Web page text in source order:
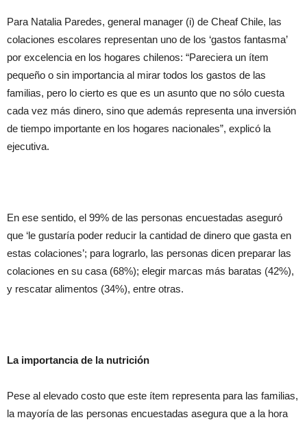
Para Natalia Paredes, general manager (i) de Cheaf Chile, las
colaciones escolares representan uno de los ‘gastos fantasma’
por excelencia en los hogares chilenos: “Pareciera un ítem
pequeño o sin importancia al mirar todos los gastos de las
familias, pero lo cierto es que es un asunto que no sólo cuesta
cada vez más dinero, sino que además representa una inversión
de tiempo importante en los hogares nacionales”, explicó la
ejecutiva.
En ese sentido, el 99% de las personas encuestadas aseguró
que ‘le gustaría poder reducir la cantidad de dinero que gasta en
estas colaciones’; para lograrlo, las personas dicen preparar las
colaciones en su casa (68%); elegir marcas más baratas (42%),
y rescatar alimentos (34%), entre otras.
La importancia de la nutrición
Pese al elevado costo que este ítem representa para las familias,
la mayoría de las personas encuestadas asegura que a la hora